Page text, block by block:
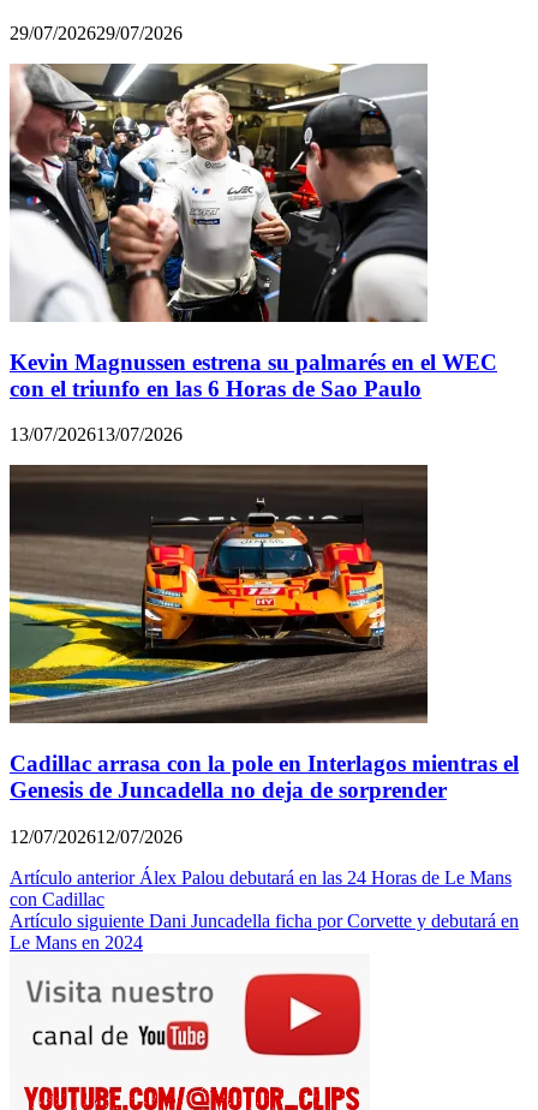
29/07/202629/07/2026
Kevin Magnussen estrena su palmarés en el WEC
con el triunfo en las 6 Horas de Sao Paulo
13/07/202613/07/2026
Cadillac arrasa con la pole en Interlagos mientras el
Genesis de Juncadella no deja de sorprender
12/07/202612/07/2026
Navegación
de
entradas
Artículo anterior Álex Palou debutará en las 24 Horas de Le Mans
con Cadillac
Artículo siguiente Dani Juncadella ficha por Corvette y debutará en
Le Mans en 2024